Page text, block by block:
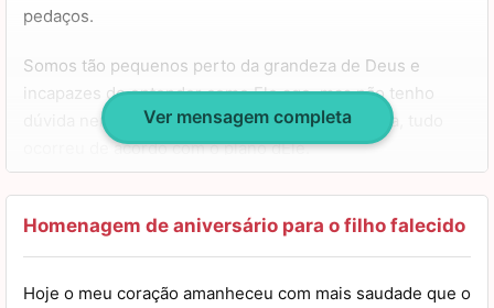
pedaços.
Somos tão pequenos perto da grandeza de Deus e
incapazes de entender como Ele age, mas não tenho
dúvida nenhuma de que, apesar da dor da perda, tudo
ocorreu de acordo com o plano dEle.
Por isso, meu filho, neste dia de tanta saudade, eu só
espero que o céu esteja em festa e que os anjos estejam
celebrando a alma maravilhosa que você tem. Feliz
Ver mensagem completa
Homenagem de aniversário para o filho falecido
Hoje o meu coração amanheceu com mais saudade que o